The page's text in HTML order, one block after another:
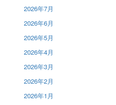
2026年7月
2026年6月
2026年5月
2026年4月
2026年3月
2026年2月
2026年1月